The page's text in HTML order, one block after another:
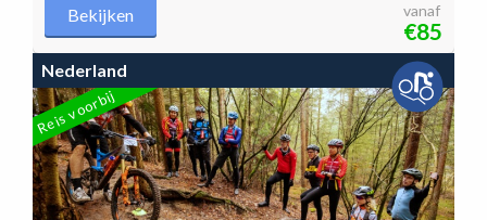
Bekijken vanaf
€85
Nederland
Reis voorbij